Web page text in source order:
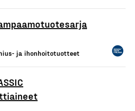
ja ihonhoitotuotteet